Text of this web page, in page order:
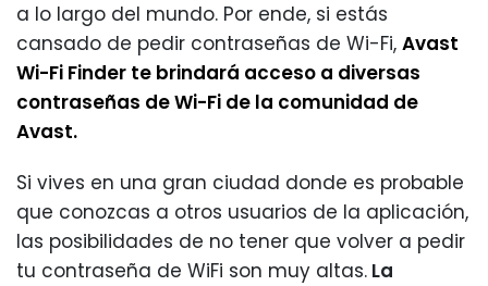
a lo largo del mundo. Por ende, si estás
cansado de pedir contraseñas de Wi-Fi, Avast
Wi-Fi Finder te brindará acceso a diversas
contraseñas de Wi-Fi de la comunidad de
Avast.
Si vives en una gran ciudad donde es probable
que conozcas a otros usuarios de la aplicación,
las posibilidades de no tener que volver a pedir
tu contraseña de WiFi son muy altas. La